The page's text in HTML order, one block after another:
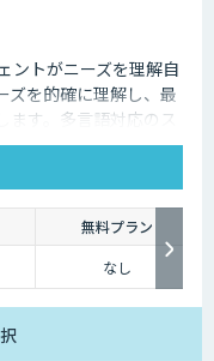
ントがニーズを理解自
ズを的確に理解し、最
ます。多言語対応のス
記録の取得・分析で展
無料プラン
なし